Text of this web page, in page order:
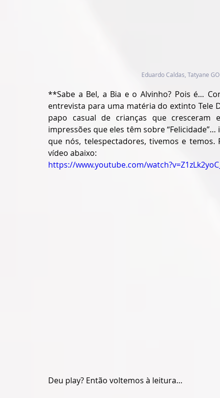
Eduardo Caldas, Tatyane
**Sabe a Bel, a Bia e o Alvinho? Pois é…
entrevista para uma matéria do extinto Tele
papo casual de crianças que cresceram
impressões que eles têm sobre
que nós, telespectadores, tivemos e
vídeo abaixo:
https://www.youtube.com/
Deu play? Então voltemos à leitura…